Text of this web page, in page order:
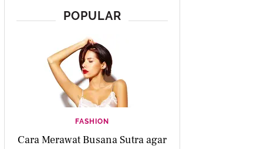
POPULAR
FASHION
Cara Merawat Busana Sutra agar